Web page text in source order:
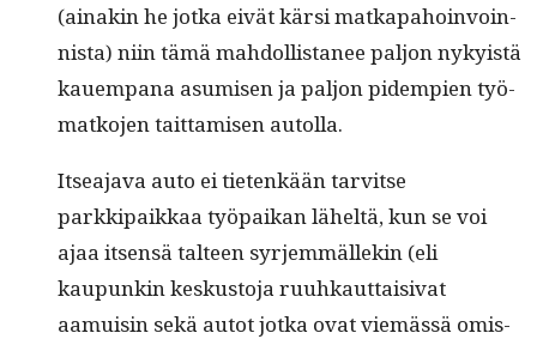
(ainakin he jot­ka eivät kär­si matka­pa­hoin­voin­
nista) niin tämä mah­dol­lis­ta­nee paljon nyky­istä
kauem­pana asumisen ja paljon pidem­pi­en työ­
matko­jen tait­tamisen autolla.
Itsea­ja­va auto ei tietenkään tarvitse
parkkipaikkaa työ­paikan läheltä, kun se voi
ajaa itsen­sä tal­teen syr­jem­mällekin (eli
kaupunkin keskus­to­ja ruuhkaut­taisi­vat
aamuisin sekä autot jot­ka ovat viemässä omis­